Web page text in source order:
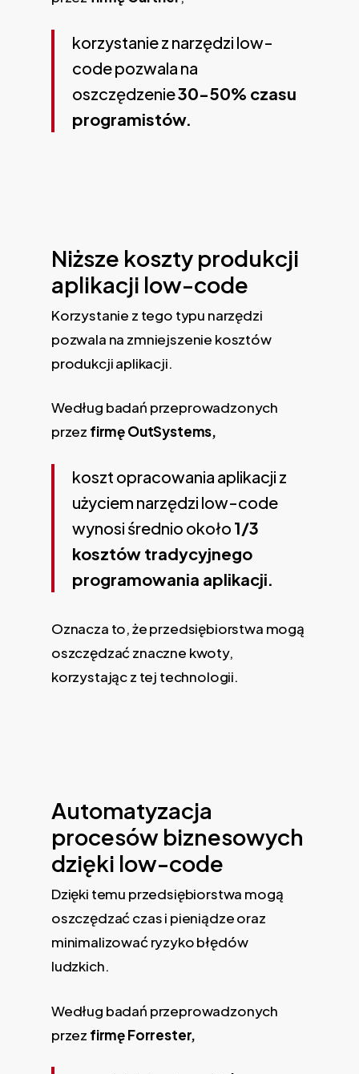
korzystanie z narzędzi low-
code pozwala na
oszczędzenie30-50% czasu
programistów.
Niższe koszty produkcji
aplikacji low-code
Korzystanie z tego typu narzędzi
pozwala na zmniejszenie kosztów
produkcji aplikacji.
Według badań przeprowadzonych
przez firmę OutSystems,
koszt opracowania aplikacji z
użyciem narzędzi low-code
wynosi średnio około 1/3
kosztów tradycyjnego
programowania aplikacji.
Oznacza to, że przedsiębiorstwa mogą
oszczędzać znaczne kwoty,
korzystając z tej technologii.
Automatyzacja
procesów biznesowych
dzięki low-code
Dzięki temu przedsiębiorstwa mogą
oszczędzać czas i pieniądze oraz
minimalizować ryzyko błędów
ludzkich.
Według badań przeprowadzonych
przez firmę Forrester,